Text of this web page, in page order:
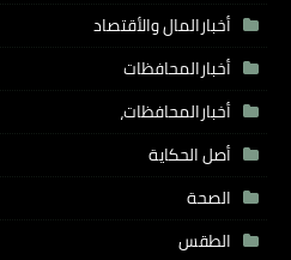
أخبارالمال والأقتصاد
أخبارالمحافظات
أخبارالمحافظات،
أصل الحكاية
الصحة
الطقس